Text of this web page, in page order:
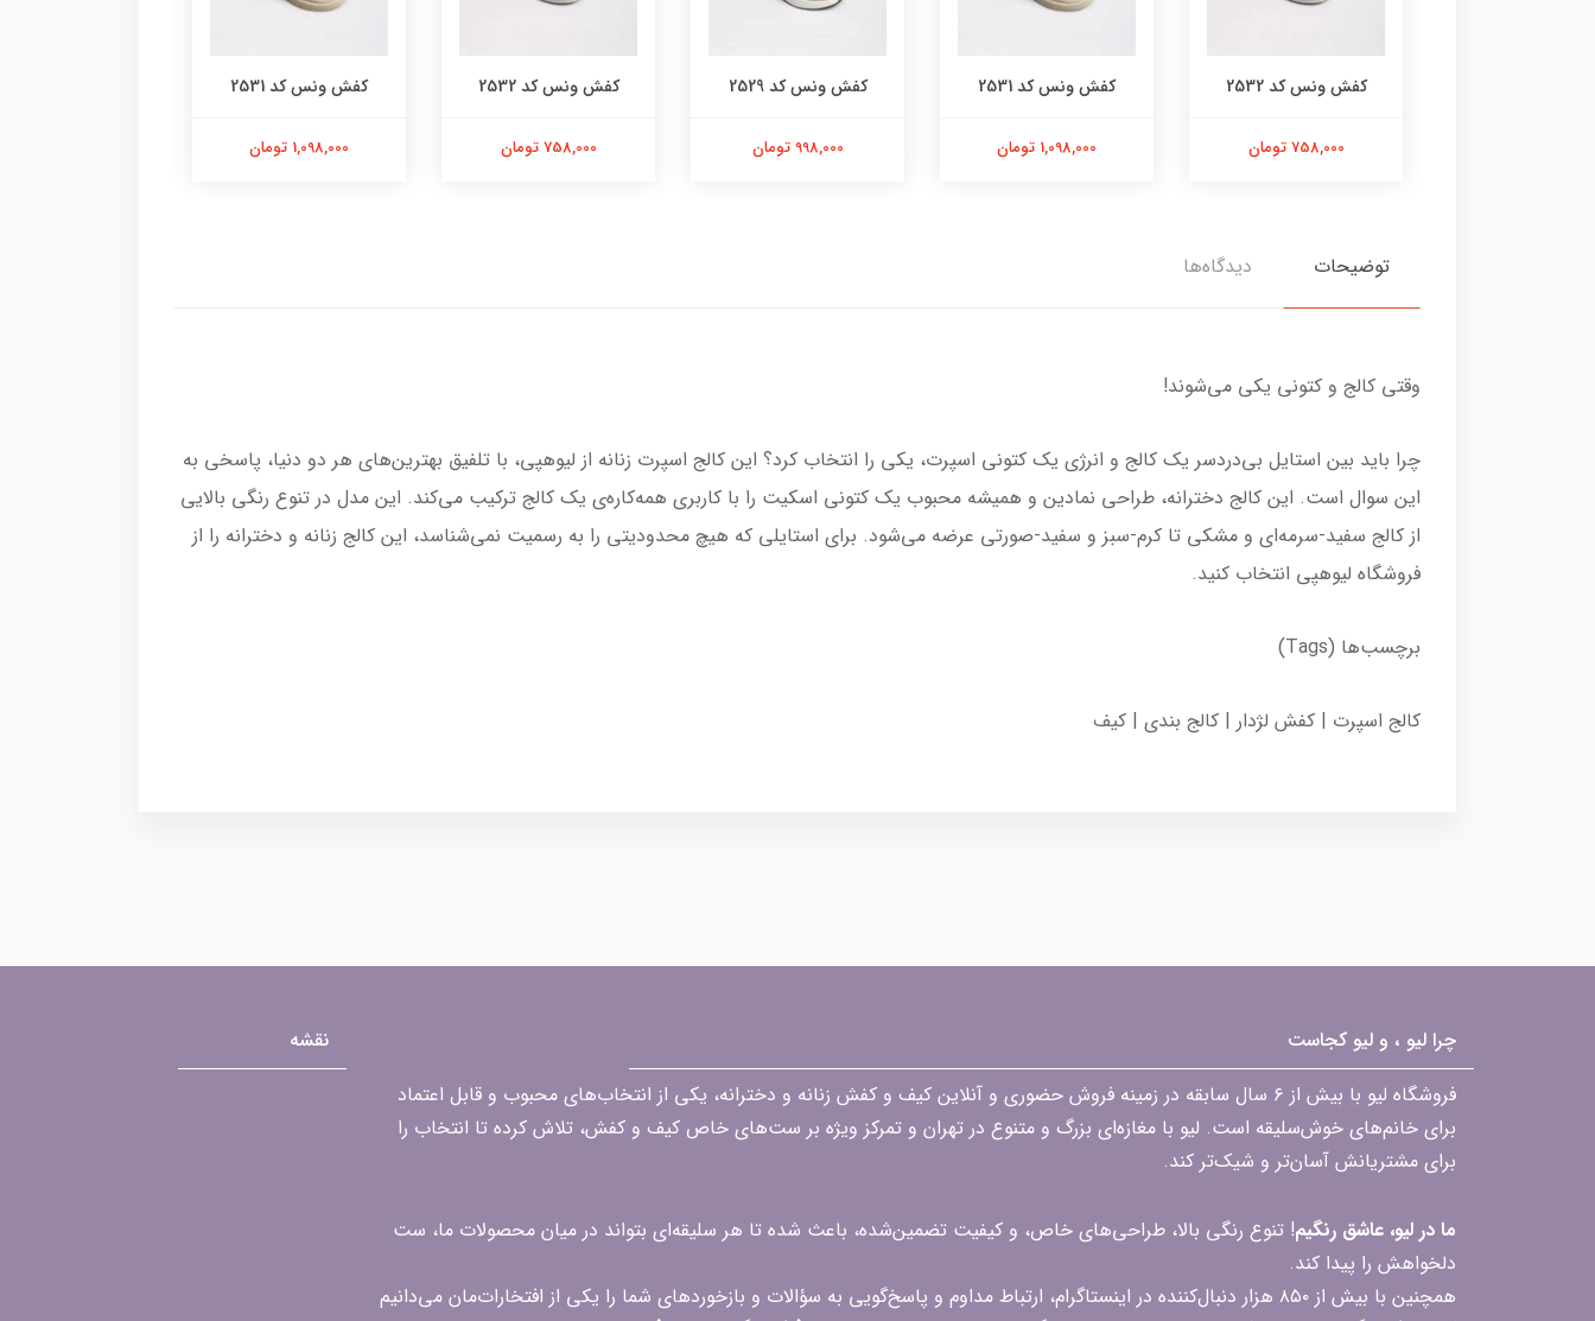
کفش ونس کد 2532
758,000 تومان
کفش ونس کد 2531
1,098,000 تومان
کفش ونس کد 2529
998,000 تومان
کفش ونس کد 2532
758,000 تومان
کفش ونس کد 2531
1,098,000 تومان
توضیحات دیدگاه‌ها
وقتی کالج و کتونی یکی می‌شوند!
چرا باید بین استایل بی‌دردسر یک کالج و انرژی یک کتونی اسپرت، یکی را انتخاب کرد؟ این کالج اسپرت زنانه از لیوهپی، با تلفیق بهترین‌های هر دو دنیا، پاسخی به
این سوال است. این کالج دخترانه، طراحی نمادین و همیشه محبوب یک کتونی اسکیت را با کاربری همه‌کاره‌ی یک کالج ترکیب می‌کند. این مدل در تنوع رنگی بالایی
از کالج سفید-سرمه‌ای و مشکی تا کرم-سبز و سفید-صورتی عرضه می‌شود. برای استایلی که هیچ محدودیتی را به رسمیت نمی‌شناسد، این کالج زنانه و دخترانه را از
فروشگاه لیوهپی انتخاب کنید.
برچسب‌ها (Tags)
کالج اسپرت | کفش لژدار | کالج بندی | کیف
چرا لیو ، و لیو کجاست
فروشگاه لیو با بیش از ۶ سال سابقه در زمینه فروش حضوری و آنلاین کیف و کفش زنانه و دخترانه، یکی از انتخاب‌های محبوب و قابل اعتماد
برای خانم‌های خوش‌سلیقه است. لیو با مغازه‌ای بزرگ و متنوع در تهران و تمرکز ویژه بر ست‌های خاص کیف و کفش، تلاش کرده تا انتخاب را
برای مشتریانش آسان‌تر و شیک‌تر کند.
ما در لیو، عاشق رنگیم! تنوع رنگی بالا، طراحی‌های خاص، و کیفیت تضمین‌شده، باعث شده تا هر سلیقه‌ای بتواند در میان محصولات ما، ست
دلخواهش را پیدا کند.
همچنین با بیش از ۸۵۰ هزار دنبال‌کننده در اینستاگرام، ارتباط مداوم و پاسخ‌گویی به سؤالات و بازخوردهای شما را یکی از افتخارات‌مان می‌دانیم
نقشه